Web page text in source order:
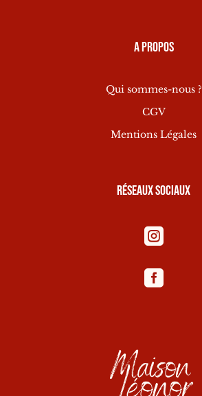
A propos
Qui sommes-nous ?
CGV
Mentions Légales
Réseaux sociaux

